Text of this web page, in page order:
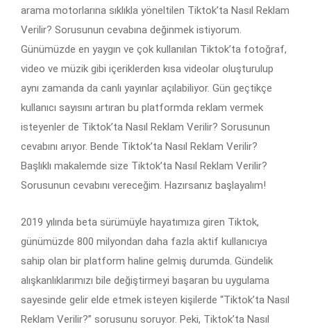
arama motorlarına sıklıkla yöneltilen Tiktok’ta Nasıl Reklam
Verilir? Sorusunun cevabına değinmek istiyorum.
Günümüzde en yaygın ve çok kullanılan Tiktok’ta fotoğraf,
video ve müzik gibi içeriklerden kısa videolar oluşturulup
aynı zamanda da canlı yayınlar açılabiliyor. Gün geçtikçe
kullanıcı sayısını artıran bu platformda reklam vermek
isteyenler de Tiktok’ta Nasıl Reklam Verilir? Sorusunun
cevabını arıyor. Bende Tiktok’ta Nasıl Reklam Verilir?
Başlıklı makalemde size Tiktok’ta Nasıl Reklam Verilir?
Sorusunun cevabını vereceğim. Hazırsanız başlayalım!
2019 yılında beta sürümüyle hayatımıza giren Tiktok,
günümüzde 800 milyondan daha fazla aktif kullanıcıya
sahip olan bir platform haline gelmiş durumda. Gündelik
alışkanlıklarımızı bile değiştirmeyi başaran bu uygulama
sayesinde gelir elde etmek isteyen kişilerde “Tiktok’ta Nasıl
Reklam Verilir?” sorusunu soruyor. Peki, Tiktok’ta Nasıl